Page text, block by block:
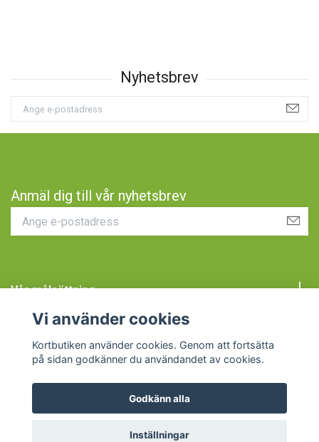
Anmäl dig till vår nyhetsbrev
Vår målsättning
© 2026 Kortbutiken
Vi använder cookies
Kortbutiken använder cookies. Genom att fortsätta
på sidan godkänner du användandet av cookies.
Godkänn alla
Inställningar